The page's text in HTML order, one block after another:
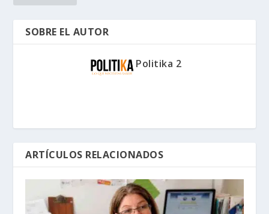
SOBRE EL AUTOR
Politika 2
ARTÍCULOS RELACIONADOS